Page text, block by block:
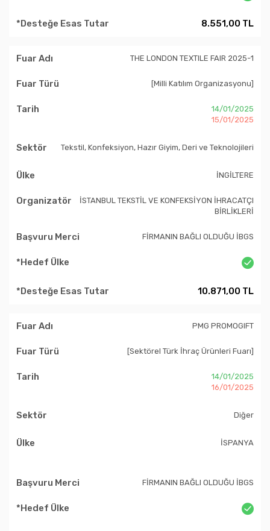
8.551,00 TL
THE LONDON TEXTILE FAIR 2025-1
[Milli Katılım Organizasyonu]
14/01/2025
15/01/2025
Tekstil, Konfeksiyon, Hazır Giyim, Deri ve Teknolojileri
İNGİLTERE
İSTANBUL TEKSTİL VE KONFEKSİYON İHRACATÇI
BİRLİKLERİ
FİRMANIN BAĞLI OLDUĞU İBGS
10.871,00 TL
PMG PROMOGIFT
[Sektörel Türk İhraç Ürünleri Fuarı]
14/01/2025
16/01/2025
Diğer
İSPANYA
FİRMANIN BAĞLI OLDUĞU İBGS